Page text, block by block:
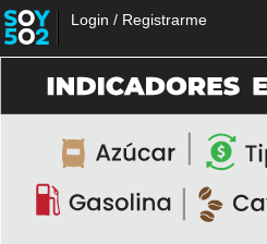
Login / Registrarme